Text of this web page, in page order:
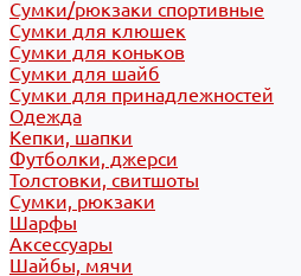
Сумки/рюкзаки спортивные
Сумки для клюшек
Сумки для коньков
Сумки для шайб
Сумки для принадлежностей
Одежда
Кепки, шапки
Футболки, джерси
Толстовки, свитшоты
Сумки, рюкзаки
Шарфы
Аксессуары
Шайбы, мячи